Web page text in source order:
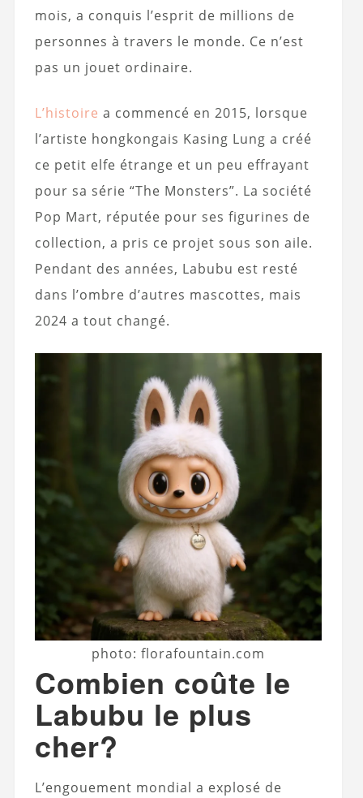
mois, a conquis l’esprit de millions de
personnes à travers le monde. Ce n’est
pas un jouet ordinaire.
L’histoire a commencé en 2015, lorsque
l’artiste hongkongais Kasing Lung a créé
ce petit elfe étrange et un peu effrayant
pour sa série “The Monsters”. La société
Pop Mart, réputée pour ses figurines de
collection, a pris ce projet sous son aile.
Pendant des années, Labubu est resté
dans l’ombre d’autres mascottes, mais
2024 a tout changé.
photo: florafountain.com
Combien coûte le
Labubu le plus
cher?
L’engouement mondial a explosé de